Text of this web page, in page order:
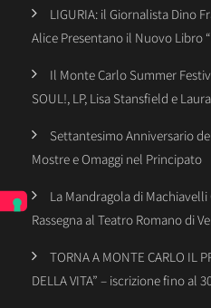
LIGURIA: il Giornalista Dino
Alice Presentano il Nuovo Libro
Il Monte Carlo Summer
SOUL!, LP, Lisa Stansfield e
Settantesimo Anniversario
Mostre e Omaggi nel Principato
La Mandragola di Machiavelli
Rassegna al Teatro Romano di
TORNA A MONTE CARLO IL
DELLA VITA” – iscrizione fino al